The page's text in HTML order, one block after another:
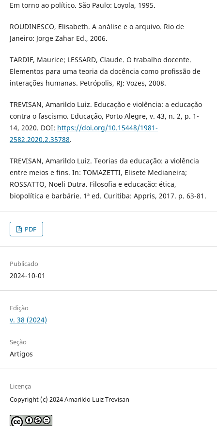
Em torno ao político. São Paulo: Loyola, 1995.
ROUDINESCO, Elisabeth. A análise e o arquivo. Rio de
Janeiro: Jorge Zahar Ed., 2006.
TARDIF, Maurice; LESSARD, Claude. O trabalho docente.
Elementos para uma teoria da docência como profissão de
interações humanas. Petrópolis, RJ: Vozes, 2008.
TREVISAN, Amarildo Luiz. Educação e violência: a educação
contra o fascismo. Educação, Porto Alegre, v. 43, n. 2, p. 1-
14, 2020. DOI: https://doi.org/10.15448/1981-
2582.2020.2.35788.
TREVISAN, Amarildo Luiz. Teorias da educação: a violência
entre meios e fins. In: TOMAZETTI, Elisete Medianeira;
ROSSATTO, Noeli Dutra. Filosofia e educação: ética,
biopolítica e barbárie. 1ª ed. Curitiba: Appris, 2017. p. 63-81.
PDF
Publicado
2024-10-01
Edição
v. 38 (2024)
Seção
Artigos
Licença
Copyright (c) 2024 Amarildo Luiz Trevisan